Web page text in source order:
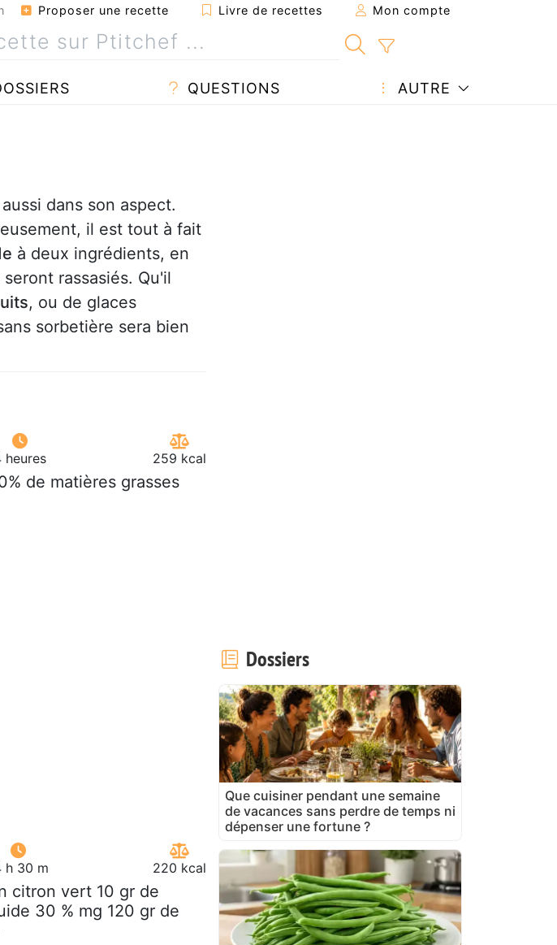
Proposer une recette Livre de recettes Mon compte
QUESTIONS AUTRE
dans son aspect.
il est tout à fait
à deux ingrédients, en
rassasiés. Qu'il
, ou de glaces
sorbetière sera bien
heures 259 kcal
de matières grasses
h 30 m 220 kcal
citron vert 10 gr de
30 % mg 120 gr de
Dossiers
Que cuisiner pendant une semaine
de vacances sans perdre de temps ni
dépenser une fortune ?